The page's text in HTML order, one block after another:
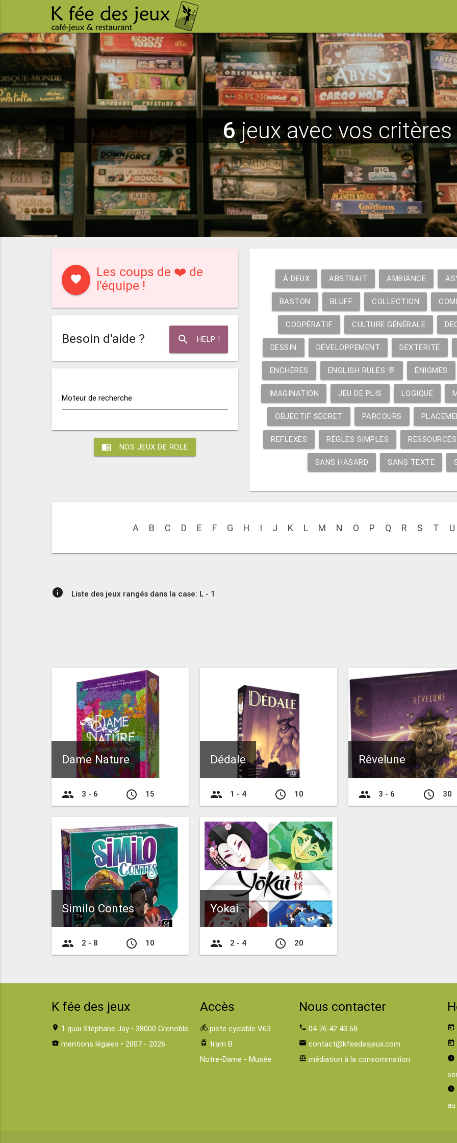
6jeux avec vos critères
favorite
Les coups de ❤️ de
l'équipe !
search HELP !
Besoin d'aide ?
Moteur de recherche
menu_book NOS JEUX DE ROLE
À DEUX ABSTRAIT AMBIANCE
BASTON BLUFF COLLECTION
COOPÉRATIF CULTURE GÉNÉRALE
DESSIN DÉVELOPPEMENT DEXTÉRITÉ
ENCHÈRES ENGLISH RULES 💬 ÉNIGMES
IMAGINATION JEU DE PLIS LOGIQUE
OBJECTIF SECRET PARCOURS
REFLEXES RÈGLES SIMPLES RESSOURCES
SANS HASARD SANS TEXTE
A B C D E F G H I J K L M N O P Q R S T U
info Liste des jeux rangés dans la case: L - 1
Dame Nature
group 3 - 6 access_time 15
Dédale
group 1 - 4 access_time 10
Rêvelune
group 3 - 6 access_time 30
Similo Contes
group 2 - 8 access_time 10
Yokai
group 2 - 4 access_time 20
K fée des jeux
location_on 1 quai Stéphane Jay • 38000 Grenoble
business_center mentions légales • 2007 - 2026
Accès
directions_bike piste cyclable V63
tram tram B
Notre-Dame - Musée
Nous contacter
phone 04 76 42 43 68
email contact@kfeedesjeux.com
balance médiation à la consommation
today
today
watch_later
watch_later